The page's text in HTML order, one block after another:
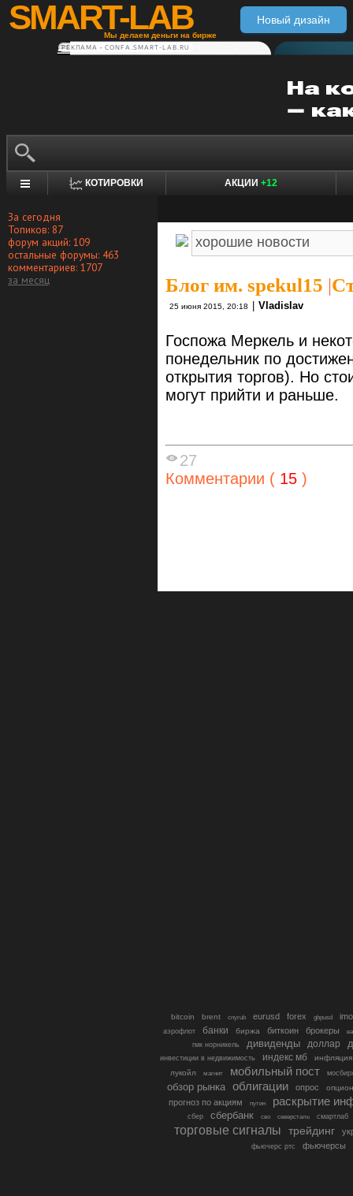
SMART-LAB
Мы делаем деньги на бирже
Новый дизайн
РЕКЛАМА • CONFA.SMART-LAB.RU
КОТИРОВКИ АКЦИИ +12
За сегодня
Топиков: 87
форум акций: 109
остальные форумы: 463
комментариев: 1707
за месяц
Блог им. spekul15 |
25 июня 2015, 20:18 Vladislav
Госпожа Меркель и
понедельник по
открытия торгов). Но
могут прийти и раньше.
27
Комментарии ( 15 )
bitcoin brent cnyrub eurusd forex gbpusd
аэрофлот банки биржа биткоин брокеры
гмк норникель
дивиденды доллар
инвестиции в недвижимость индекс мб
инфляция
лукойл
магнит мобильный пост
обзор рынка облигации опрос
прогноз по акциям путин раскрытие
сбер сбербанк сво северсталь смартлаб
торговые сигналы трейдинг
фьючерс ртс фьючерсы